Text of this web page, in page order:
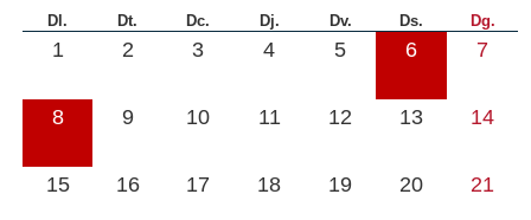
Dl. Dt. Dc. Dj. Dv. Ds. Dg.
1 2 3 4 5 6 7
8 9 10 11 12 13 14
15 16 17 18 19 20 21